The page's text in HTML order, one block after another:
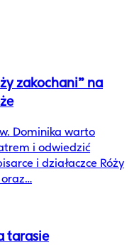
zakochani” na
Dominika warto
i odwiedzić
i działaczce Róży
oraz…
tarasie